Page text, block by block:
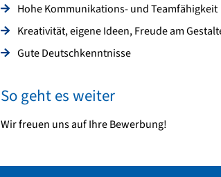
Hohe Kommunikations- und Teamfähigkeit
Kreativität, eigene Ideen, Freude am
Gute Deutschkenntnisse
So geht es weiter
Wir freuen uns auf Ihre Bewerbung!